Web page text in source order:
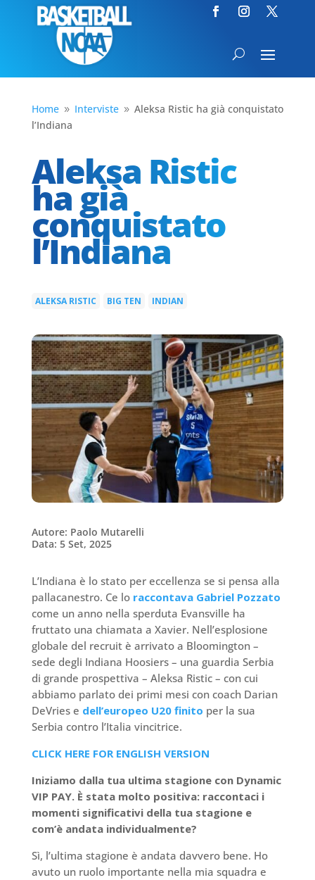
Home 9 Interviste 9 Aleksa Ristic ha già conquistato
l’Indiana
Aleksa Ristic
ha già
conquistato
l’Indiana
ALEKSA RISTIC BIG TEN INDIAN
Autore: Paolo Mutarelli
Data: 5 Set, 2025
L’Indiana è lo stato per eccellenza se si pensa alla
pallacanestro. Ce lo raccontava Gabriel Pozzato
come un anno nella sperduta Evansville ha
fruttato una chiamata a Xavier. Nell’esplosione
globale del recruit è arrivato a Bloomington –
sede degli Indiana Hoosiers – una guardia Serbia
di grande prospettiva – Aleksa Ristic – con cui
abbiamo parlato dei primi mesi con coach Darian
DeVries e dell’europeo U20 finito per la sua
Serbia contro l’Italia vincitrice.
CLICK HERE FOR ENGLISH VERSION
Iniziamo dalla tua ultima stagione con Dynamic
VIP PAY. È stata molto positiva: raccontaci i
momenti significativi della tua stagione e
com’è andata individualmente?
Sì, l’ultima stagione è andata davvero bene. Ho
avuto un ruolo importante nella mia squadra e